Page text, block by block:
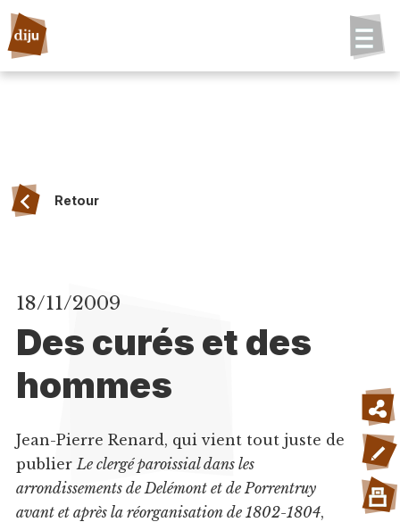
Retour
18/11/2009
Des curés et des
hommes
Jean-Pierre Renard, qui vient tout juste de
publier Le clergé paroissial dans les
arrondissements de Delémont et de Porrentruy
avant et après la réorganisation de 1802-1804,